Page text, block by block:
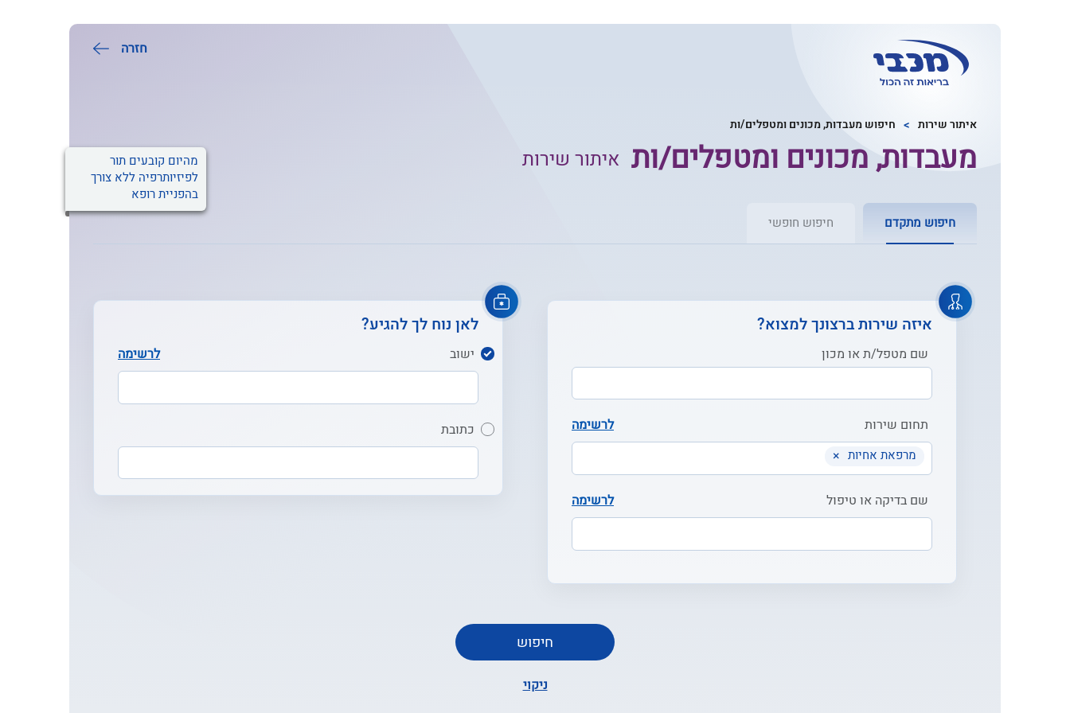
חזרה
איתור שירות חיפוש מעבדות, מכונים ומטפלים/ות
מעבדות, מכונים ומטפלים/ות איתור שירות
מהיום קובעים תור
לפיזיותרפיה ללא צורך
בהפניית רופא
חיפוש מתקדם
חיפוש חופשי
איזה שירות ברצונך למצוא?
שם מטפל/ת או מכון
תחום שירות
לרשימה
× מרפאת אחיות
שם בדיקה או טיפול לרשימה
לאן נוח לך להגיע?
ישוב לרשימה
כתובת
חיפוש
ניקוי